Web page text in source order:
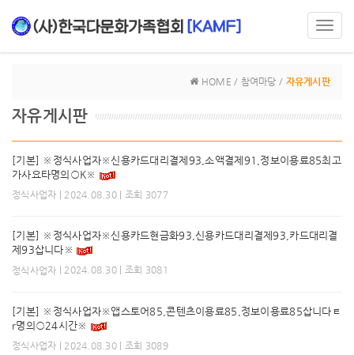
HOME / 참여마당 / 자유게시판
자유게시판
[기본] ※정식사업자※신용카드대리결제93,소액결제91,정보이용료85최고
가사요타명의○K※
정식사업자 | 2024.08.30 | 조회 3077
[기본] ※정식사업자※신용카드현금화93,신용카드대리결제93,카드대리결
제93삽니다※
정식사업자 | 2024.08.30 | 조회 3081
[기본] ※정식사업자※앱스토어85,콘텐츠이용료85,정보이용료85삽니다ㅌ
r명의○24시간※
정식사업자 | 2024.08.30 | 조회 3089